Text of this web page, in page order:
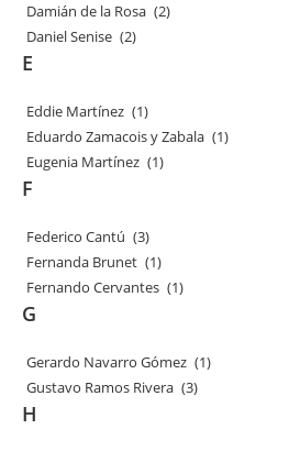
Damián de la Rosa (2)
Daniel Senise (2)
E
Eddie Martínez (1)
Eduardo Zamacois y Zabala (1)
Eugenia Martínez (1)
F
Federico Cantú (3)
Fernanda Brunet (1)
Fernando Cervantes (1)
G
Gerardo Navarro Gómez (1)
Gustavo Ramos Rivera (3)
H